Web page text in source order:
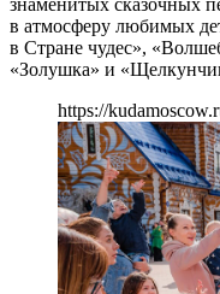
знаменитых сказочных
в атмосферу любимых
в Стране чудес»,
«Золушка» и
https://